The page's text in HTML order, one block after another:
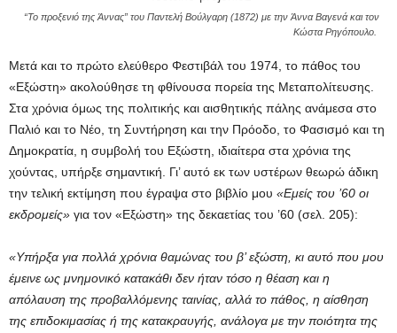
“Το προξενιό της Άννας” του Παντελή Βούλγαρη (1872) με την Άννα Βαγενά και τον
Κώστα Ρηγόπουλο.
Μετά και το πρώτο ελεύθερο Φεστιβάλ του 1974, το πάθος του
«Εξώστη» ακολούθησε τη φθίνουσα πορεία της Μεταπολίτευσης.
Στα χρόνια όμως της πολιτικής και αισθητικής πάλης ανάμεσα στο
Παλιό και το Νέο, τη Συντήρηση και την Πρόοδο, το Φασισμό και τη
Δημοκρατία, η συμβολή του Εξώστη, ιδιαίτερα στα χρόνια της
χούντας, υπήρξε σημαντική. Γι’ αυτό εκ των υστέρων θεωρώ άδικη
την τελική εκτίμηση που έγραψα στο βιβλίο μου «Εμείς του ’60 οι
εκδρομείς» για τον «Εξώστη» της δεκαετίας του ’60 (σελ. 205):
«Υπήρξα για πολλά χρόνια θαμώνας του β’ εξώστη, κι αυτό που μου
έμεινε ως μνημονικό κατακάθι δεν ήταν τόσο η θέαση και η
απόλαυση της προβαλλόμενης ταινίας, αλλά το πάθος, η αίσθηση
της επιδοκιμασίας ή της κατακραυγής, ανάλογα με την ποιότητα της